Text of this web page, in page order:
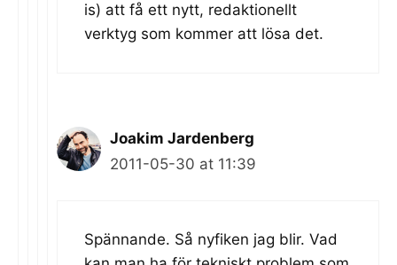
is) att få ett nytt, redaktionellt
verktyg som kommer att lösa det.
Joakim Jardenberg
2011-05-30 at 11:39
Spännande. Så nyfiken jag blir. Vad